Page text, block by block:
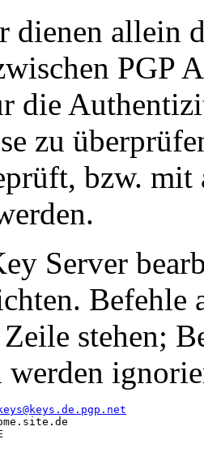
dienen allein
PGP
die
zu
bzw.
Server
Befehle
stehen;
werden